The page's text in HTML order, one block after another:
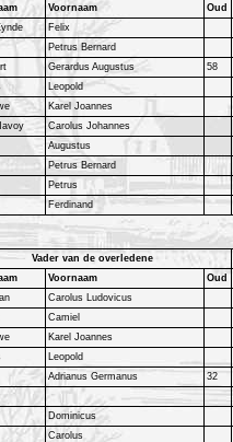
Voornaam Oud
Felix
Petrus Bernard
Gerardus Augustus 58
Leopold
Karel Joannes
Carolus Johannes
Augustus
Petrus Bernard
Petrus
Ferdinand
Vader van de overledene
Voornaam Oud
Carolus Ludovicus
Camiel
Karel Joannes
Leopold
Adrianus Germanus 32
Dominicus
Carolus